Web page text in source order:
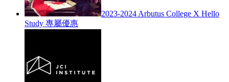
2023-2024 Arbutus College X Hello
Study 專屬優惠